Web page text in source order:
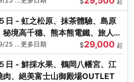
日 - 虹之松原、抹茶體驗、島原
境高千穗、熊本熊電鐵、旅人觀
25 ...更多日期 $29,000 起
日 - 鮮採水果、鶴岡八幡宮、江
肉、絕美富士山御殿場OUTLET